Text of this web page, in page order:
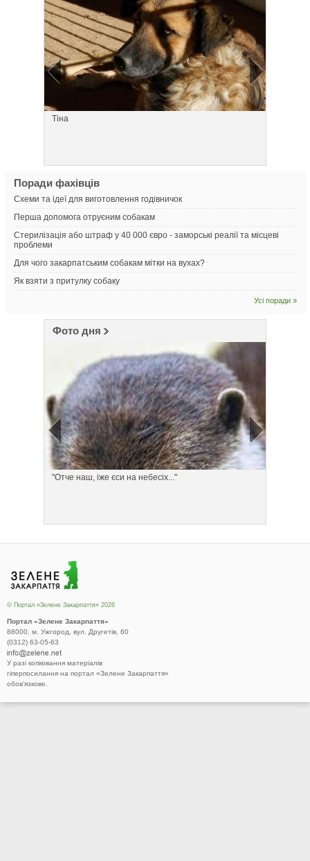
Тіна
Поради фахівців
Схеми та ідеї для виготовлення годівничок
Перша допомога отруєним собакам
Стерилізація або штраф у 40 000 євро - заморські реалії та місцеві
проблеми
Для чого закарпатським собакам мітки на вухах?
Як взяти з притулку собаку
Усі поради
Фото дня
"Отче наш, іже єси на небесіх..."
© Портал «Зелене Закарпаття» 2026
Портал «Зелене Закарпаття»
88000, м. Ужгород, вул. Другетів, 60
(0312) 63-05-63
У разі копіювання матеріалів
гіперпосилання на портал «Зелене Закарпаття»
обов’язкове.